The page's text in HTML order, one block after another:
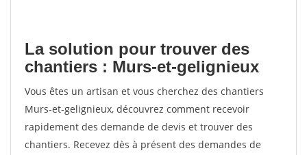
La solution pour trouver des
chantiers : Murs-et-gelignieux
Vous êtes un artisan et vous cherchez des chantiers
Murs-et-gelignieux, découvrez comment recevoir
rapidement des demande de devis et trouver des
chantiers. Recevez dès à présent des demandes de